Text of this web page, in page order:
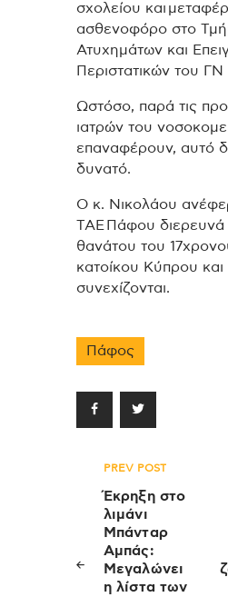
σχολείου και
ασθενοφόρο στο
Ατυχημάτων και
Περιστατικών του
Ωστόσο, παρά τις
ιατρών του
επαναφέρουν, αυτό
δυνατό.
Ο κ. Νικολάου
ΤΑΕ Πάφου διερευνά
θανάτου του
κατοίκου Κύπρου και
συνεχίζονται.
Πάφος
Πλοήγηση
άρθρων
PREV POST
Έκρηξη στο
λιμάνι
Μπάνταρ
Αμπάς:
Μεγαλώνει
η λίστα των